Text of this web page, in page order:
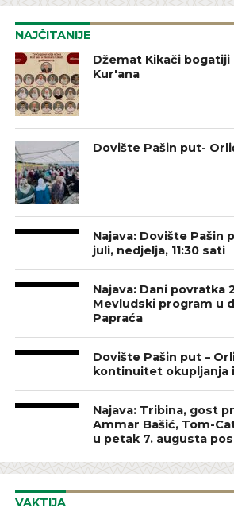
NAJČITANIJE
Džemat Kikači bogatiji
Kur'ana
Dovište Pašin put-
Najava: Dovište Pašin
juli, nedjelja, 11:30 sati
Najava: Dani povratka
Mevludski program u
Papraća
Dovište Pašin put –
kontinuitet okupljanja
Najava: Tribina, gost
Ammar Bašić, Tom-
u petak 7. augusta
VAKTIJA